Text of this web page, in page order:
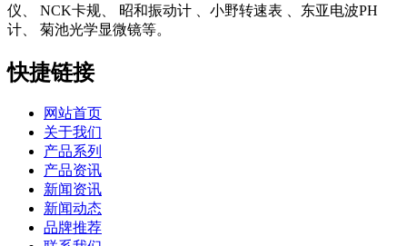
仪、 NCK卡规、 昭和振动计 、小野转速表 、东亚电波PH
计、 菊池光学显微镜等。
快捷链接
网站首页
关于我们
产品系列
产品资讯
新闻资讯
新闻动态
品牌推荐